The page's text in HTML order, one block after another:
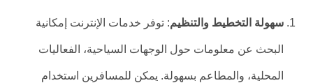
سهولة التخطيط والتنظيم: توفر خدمات الإنترنت إمكانية
البحث عن معلومات حول الوجهات السياحية، الفعاليات
المحلية، والمطاعم بسهولة. يمكن للمسافرين استخدام